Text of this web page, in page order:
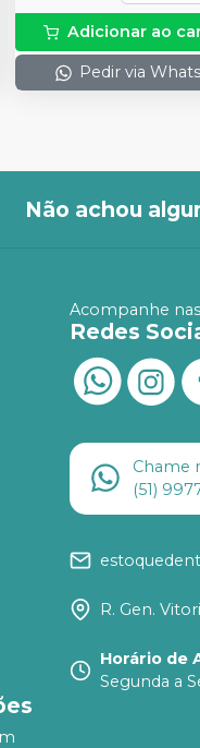
Adicionar ao
Pedir via
Não achou
Acompanhe nas
Redes
Chame
(51)
R. Gen.
Horário de
Segunda a